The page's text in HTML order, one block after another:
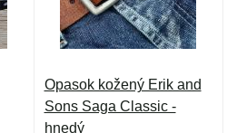
Opasok kožený Erik and
Sons Saga Classic -
hnedý